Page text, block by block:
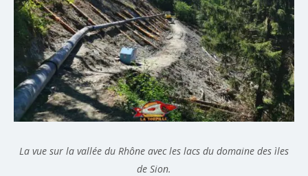
La vue sur la vallée du Rhône avec les lacs du domaine des ìles
de Sion.